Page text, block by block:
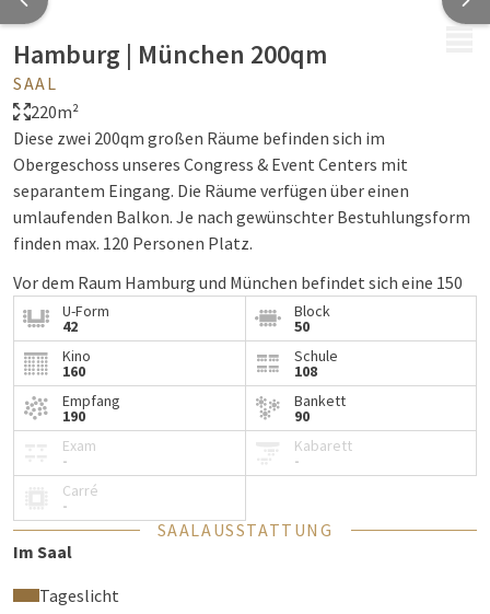
Hamburg | München 200qm
SAAL
220m²
Diese zwei 200qm großen Räume befinden sich im
Obergeschoss unseres Congress & Event Centers mit
separantem Eingang. Die Räume verfügen über einen
umlaufenden Balkon. Je nach gewünschter Bestuhlungsform
finden max. 120 Personen Platz.
Vor dem Raum Hamburg und München befindet sich eine 150
qm große Galerie, welches für Empfänge, Ausstellungen oder
Ähnliches genutzt werden kann.
Eine schalldichte Trennwand kann den Raum Hamburg und
München jeweils in 120qm und 80qm (jeweils mit separatem
Eingang) teilen.
U-Form
42
Block
50
Kino
160
Schule
108
Empfang
190
Bankett
90
Exam
-
Kabarett
-
Carré
-
SAALAUSSTATTUNG
Im Saal
Tageslicht